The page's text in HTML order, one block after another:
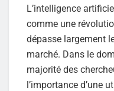
L’intelligence
comme une
dépasse largement
marché. Dans le
majorité des
l’importance d’une